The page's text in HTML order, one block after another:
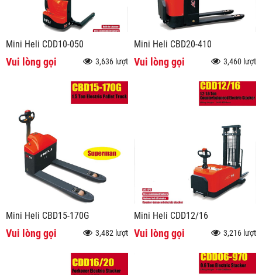
Mini Heli CDD10-050
Vui lòng gọi 3,636 lượt
Mini Heli CBD20-410
Vui lòng gọi 3,460 lượt
Mini Heli CBD15-170G
Vui lòng gọi 3,482 lượt
Mini Heli CDD12/16
Vui lòng gọi 3,216 lượt